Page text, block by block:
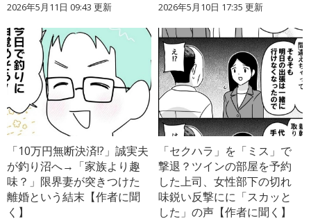
2026年5月11日 09:43 更新 2026年5月10日 17:35 更新
「10万円無断決済!?」誠実夫
が釣り沼へ→「家族より趣
味？」限界妻が突きつけた
離婚という結末【作者に聞
く】
「セクハラ」を「ミス」で
撃退？ツインの部屋を予約
した上司、女性部下の切れ
味鋭い反撃にに「スカッと
した」の声【作者に聞く】